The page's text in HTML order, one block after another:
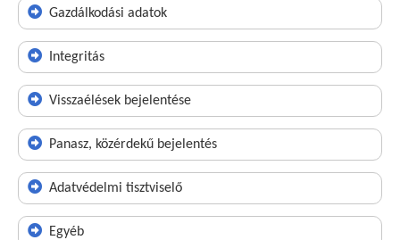
Gazdálkodási adatok
Integritás
Visszaélések bejelentése
Panasz, közérdekű bejelentés
Adatvédelmi tisztviselő
Egyéb